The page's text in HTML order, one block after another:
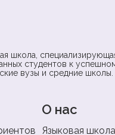
школа,
студентов к
вузы и средние школы.
О нас
Языковая школа